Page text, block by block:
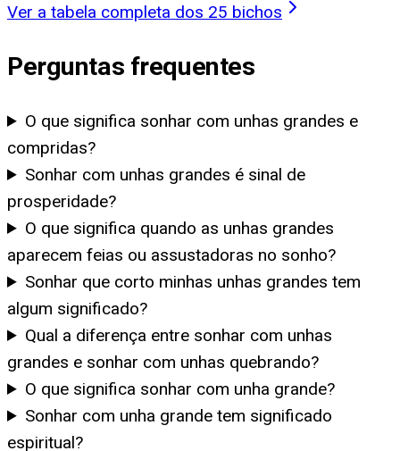
Ver a tabela completa dos 25 bichos
Perguntas frequentes
O que significa sonhar com unhas grandes e
compridas?
Sonhar com unhas grandes é sinal de
prosperidade?
O que significa quando as unhas grandes
aparecem feias ou assustadoras no sonho?
Sonhar que corto minhas unhas grandes tem
algum significado?
Qual a diferença entre sonhar com unhas
grandes e sonhar com unhas quebrando?
O que significa sonhar com unha grande?
Sonhar com unha grande tem significado
espiritual?